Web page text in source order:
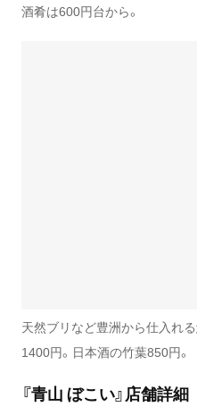
酒肴は600円台から。
天然ブリなど豊洲から仕入れ
1400円。日本酒の竹葉850円。
『青山 ぼこい』店舗詳細